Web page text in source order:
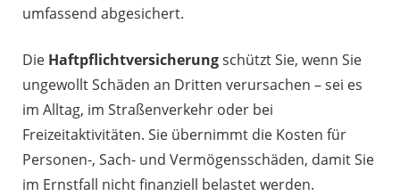
umfassend abgesichert.
Die Haftpflichtversicherungschützt Sie, wenn Sie
ungewollt Schäden an Dritten verursachen – sei es
im Alltag, im Straßenverkehr oder bei
Freizeitaktivitäten. Sie übernimmt die Kosten für
Personen-, Sach- und Vermögensschäden, damit Sie
im Ernstfall nicht finanziell belastet werden.